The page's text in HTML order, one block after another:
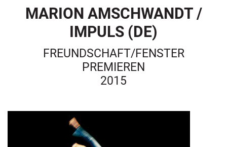
MARION AMSCHWANDT /
IMPULS (DE)
FREUNDSCHAFT/FENSTER
PREMIEREN
2015